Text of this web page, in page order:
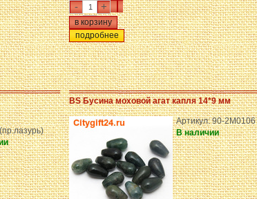
- +
подробнее
BS Бусина моховой агат капля 14*9 мм
Артикул: 90-2M0106
В наличии